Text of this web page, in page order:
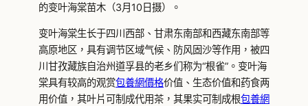
的变叶海棠苗木（3月10日摄）。
变叶海棠生长于四川西部、甘肃东南部和西藏东南部等
高原地区，具有调节区域气候、防风固沙等作用，被四
川甘孜藏族自治州道孚县的老乡们称为“根雀”。变叶海
棠具有较高的观赏包養網價格价值、生态价值和药食两
用价值，其叶片可制成代用茶，其果实可制成根包養網